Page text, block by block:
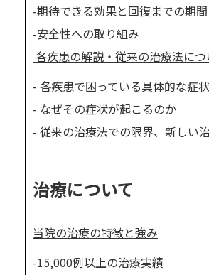
-期待できる効果と回復までの期間
-安全性への取り組み
各疾患の解説・従来の治療法につ
- 各疾患で困っている具体的な症状
- なぜその症状が起こるのか
- 従来の治療法での限界、新しい
治療について
当院の治療の特徴と強み
-15,000例以上の治療実績